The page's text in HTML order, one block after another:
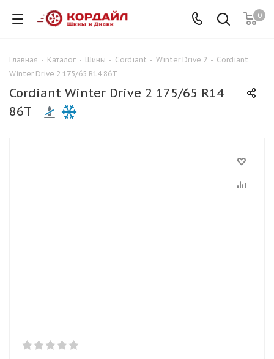
0
Главная - Каталог - Шины - Cordiant - Winter Drive 2 - Cordiant
Winter Drive 2 175/65 R14 86T
Cordiant Winter Drive 2 175/65 R14
86T